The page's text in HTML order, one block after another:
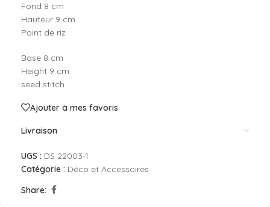
Fond 8 cm
Hauteur 9 cm
Point de riz
Base 8 cm
Height 9 cm
seed stitch
Ajouter à mes favoris
Livraison
UGS : DS 22003-1
Catégorie : Déco et Accessoires
Share: